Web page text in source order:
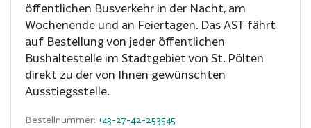
öffentlichen Busverkehr in der Nacht, am
Wochenende und an Feiertagen. Das AST fährt
auf Bestellung von jeder öffentlichen
Bushaltestelle im Stadtgebiet von St. Pölten
direkt zu der von Ihnen gewünschten
Ausstiegsstelle.
Bestellnummer: +43-27-42-253545